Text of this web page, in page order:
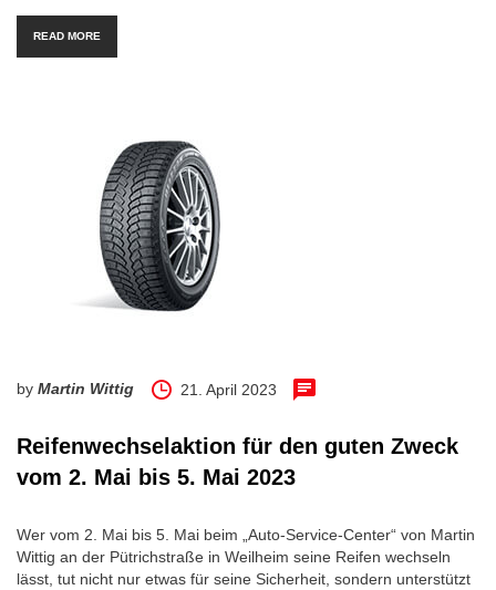
READ MORE
by Martin Wittig 21. April 2023
Reifenwechselaktion für den guten Zweck
vom 2. Mai bis 5. Mai 2023
Wer vom 2. Mai bis 5. Mai beim „Auto-Service-Center“ von Martin
Wittig an der Pütrichstraße in Weilheim seine Reifen wechseln
lässt, tut nicht nur etwas für seine Sicherheit, sondern unterstützt